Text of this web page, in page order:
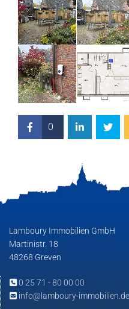
0
Lamboury Immobilien GmbH
Martinistr. 18
48268 Greven
 0 25 71 - 80 00 00
 info@lamboury-immobilien.de